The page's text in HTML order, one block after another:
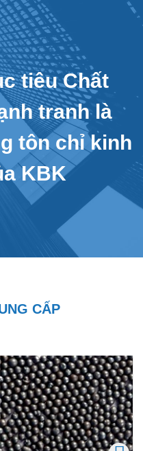
tiêu Chất
tranh là
tôn chỉ kinh
KBK
CẤP